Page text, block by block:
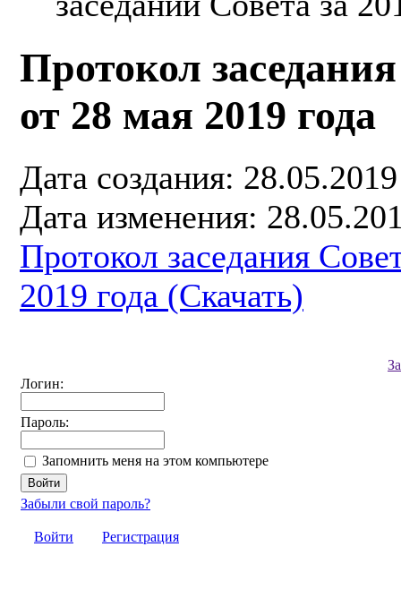
Протокол
от 28 мая 2019 года
Дата создания:
Дата изменения:
Протокол заседания
2019 года (Скачать)
Логин:
Пароль:
Запомнить меня на этом компьютере
Забыли свой пароль?
Войти Регистрация